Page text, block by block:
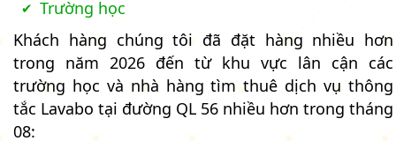
Trường học
Khách hàng chúng tôi đã đặt hàng nhiều hơn
trong năm 2026 đến từ khu vực lân cận các
trường học và nhà hàng tìm thuê dịch vụ thông
tắc Lavabo tại đường QL 56 nhiều hơn trong tháng
08: